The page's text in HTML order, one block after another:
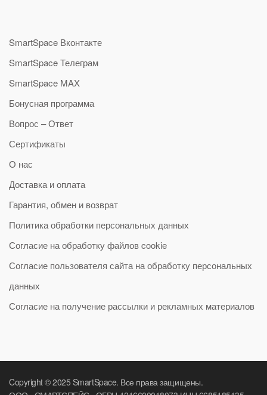
SmartSpace Вконтакте
SmartSpace Телеграм
SmartSpace MAX
Бонусная программа
Вопрос – Ответ
Сертификаты
О нас
Доставка и оплата
Гарантия, обмен и возврат
Политика обработки персональных данных
Согласие на обработку файлов cookie
Согласие пользователя сайта на обработку персональных
данных
Согласие на получение рассылки и рекламных материалов
Copyright © 2025 SmartSpace. Все права защищены.